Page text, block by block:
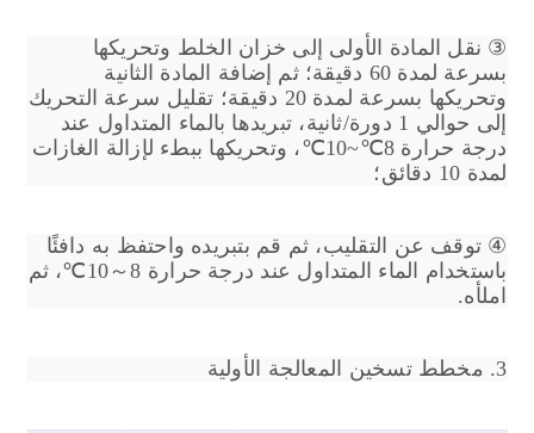
③ نقل المادة الأولى إلى خزان الخلط وتحريكها
بسرعة لمدة 60 دقيقة؛ ثم إضافة المادة الثانية
وتحريكها بسرعة لمدة 20 دقيقة؛ تقليل سرعة التحريك
إلى حوالي 1 دورة/ثانية، تبريدها بالماء المتداول عند
درجة حرارة 8℃~10℃، وتحريكها ببطء لإزالة الغازات
لمدة 10 دقائق؛
④ توقف عن التقليب، ثم قم بتبريده واحتفظ به دافئًا
باستخدام الماء المتداول عند درجة حرارة 8～10℃، ثم
املأه.
3. مخطط تسخين المعالجة الأولية